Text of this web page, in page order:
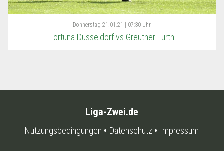
Donnerstag 21.01.21 | 07:30 Uhr
Fortuna Düsseldorf vs Greuther Fürth
Liga-Zwei.de
Nutzungsbedingungen Datenschutz Impressum